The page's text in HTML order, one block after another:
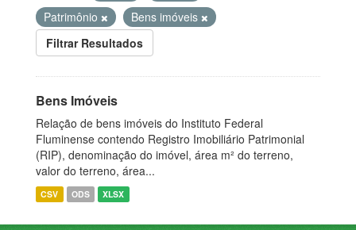
Patrimônio
Bens imóveis
Filtrar Resultados
Bens Imóveis
Relação de bens imóveis do Instituto Federal
Fluminense contendo Registro Imobiliário Patrimonial
(RIP), denominação do imóvel, área m² do terreno,
valor do terreno, área...
CSV ODS XLSX